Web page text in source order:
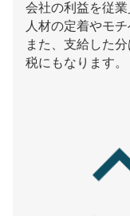
会社の利益を従業
人材の定着やモ
また、支給した
税にもなります。